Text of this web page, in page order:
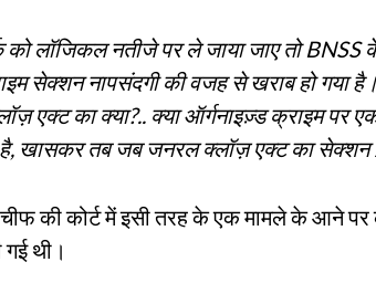
को लॉजिकल नतीजे पर ले जाया जाए तो
सेक्शन नापसंदगी की वजह से खराब हो
एक्ट का क्या?.. क्या ऑर्गनाइज़्ड क्राइम पर
खासकर तब जब जनरल क्लॉज़ एक्ट का सेक्शन
चीफ की कोर्ट में इसी तरह के एक मामले के आने
गई थी।